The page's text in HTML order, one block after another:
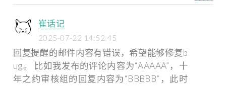
崔话记
2025-07-22 14:52:45
回复提醒的邮件内容有错误，希望能够修复b
ug。
比如我发布的评论内容为“AAAAA”，十
年之约审核组的回复内容为“BBBBB”，此时